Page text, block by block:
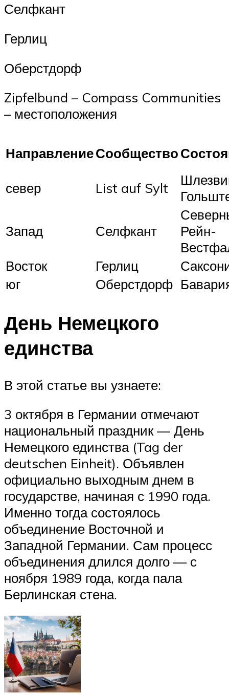
Селфкант
Герлиц
Оберстдорф
Zipfelbund – Compass Communities
– местоположения
НаправлениеСообщество
север List auf Sylt
Запад Селфкант
Рейн-
Восток
Герлиц
юг
Оберстдорф
День Немецкого
единства
В этой статье вы узнаете:
3 октября в Германии отмечают
национальный праздник — День
Немецкого единства (Tag der
deutschen Einheit). Объявлен
официально выходным днем в
государстве, начиная с 1990 года.
Именно тогда состоялось
объединение Восточной и
Западной Германии. Сам процесс
объединения длился долго — с
ноября 1989 года, когда пала
Берлинская стена.